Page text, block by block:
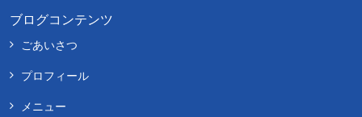
ブログコンテンツ
ごあいさつ
プロフィール
メニュー